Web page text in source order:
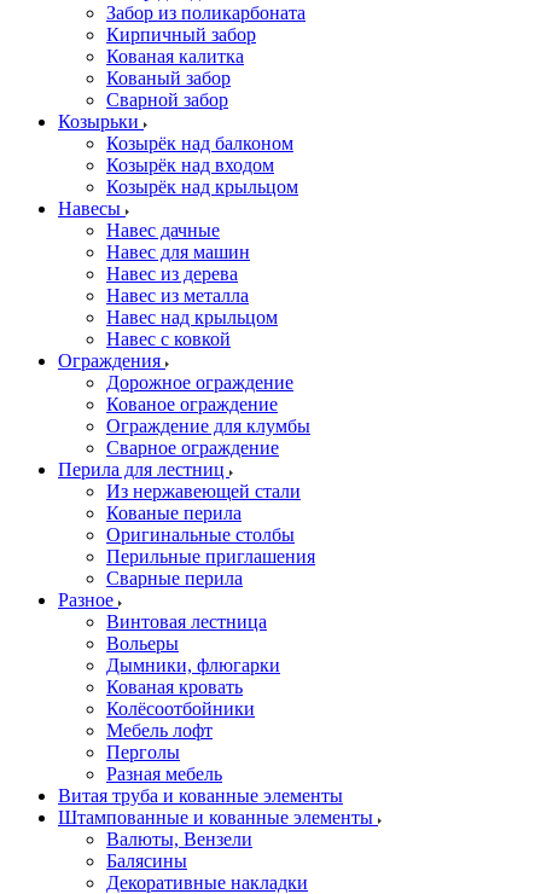
Забор из поликарбоната
Кирпичный забор
Кованая калитка
Кованый забор
Сварной забор
Козырьки
Козырёк над балконом
Козырёк над входом
Козырёк над крыльцом
Навесы
Навес дачные
Навес для машин
Навес из дерева
Навес из металла
Навес над крыльцом
Навес с ковкой
Ограждения
Дорожное ограждение
Кованое ограждение
Ограждение для клумбы
Сварное ограждение
Перила для лестниц
Из нержавеющей стали
Кованые перила
Оригинальные столбы
Перильные приглашения
Сварные перила
Разное
Винтовая лестница
Вольеры
Дымники, флюгарки
Кованая кровать
Колёсоотбойники
Мебель лофт
Перголы
Разная мебель
Витая труба и кованные элементы
Штампованные и кованные элементы
Валюты, Вензели
Балясины
Декоративные накладки